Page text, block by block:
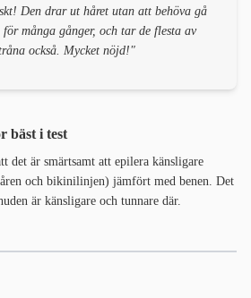
Den drar ut håret utan att behöva gå
för många gånger, och tar de flesta av
också. Mycket nöjd!"
bäst i test
det är smärtsamt att epilera känsligare
och bikinilinjen) jämfört med benen. Det
är känsligare och tunnare där.